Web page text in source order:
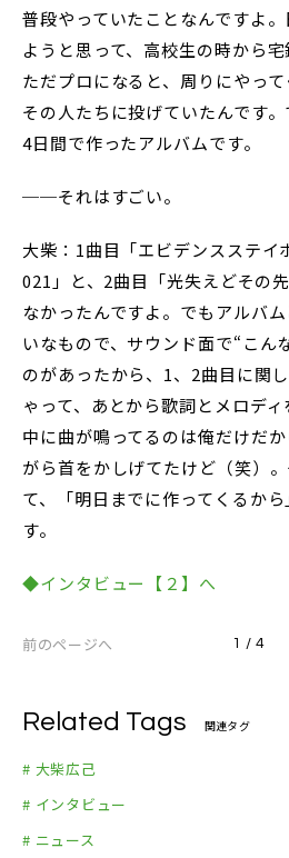
普段やっていたことなんですよ
ようと思って、高校生の時から宅
ただプロになると、周りにやって
その人たちに投げていたんです
4日間で作ったアルバムです。
──それはすごい。
大柴：1曲目「エビデンスステイ
021」と、2曲目「光失えどその
なかったんですよ。でもアルバ
いなもので、サウンド面で“こん
のがあったから、1、2曲目に関
ゃって、あとから歌詞とメロデ
中に曲が鳴ってるのは俺だけだ
がら首をかしげてたけど（笑）
て、「明日までに作ってくるか
す。
◆インタビュー【２】へ
前のページへ 1 / 4
Related Tags 関連タグ
# 大柴広己
# インタビュー
# ニュース